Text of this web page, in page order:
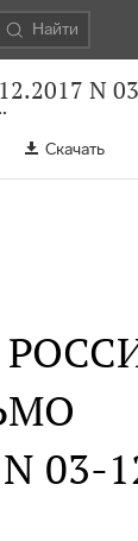
Найти
N
Скачать
N 03-